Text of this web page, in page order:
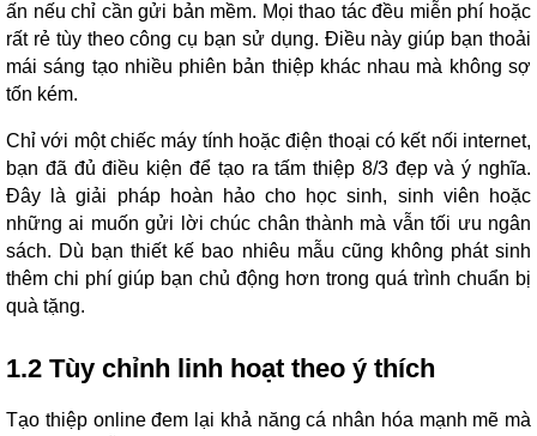
ấn nếu chỉ cần gửi bản mềm. Mọi thao tác đều miễn phí hoặc
rất rẻ tùy theo công cụ bạn sử dụng. Điều này giúp bạn thoải
mái sáng tạo nhiều phiên bản thiệp khác nhau mà không sợ
tốn kém.
Chỉ với một chiếc máy tính hoặc điện thoại có kết nối internet,
bạn đã đủ điều kiện để tạo ra tấm thiệp 8/3 đẹp và ý nghĩa.
Đây là giải pháp hoàn hảo cho học sinh, sinh viên hoặc
những ai muốn gửi lời chúc chân thành mà vẫn tối ưu ngân
sách. Dù bạn thiết kế bao nhiêu mẫu cũng không phát sinh
thêm chi phí giúp bạn chủ động hơn trong quá trình chuẩn bị
quà tặng.
1.2 Tùy chỉnh linh hoạt theo ý thích
Tạo thiệp online đem lại khả năng cá nhân hóa mạnh mẽ mà